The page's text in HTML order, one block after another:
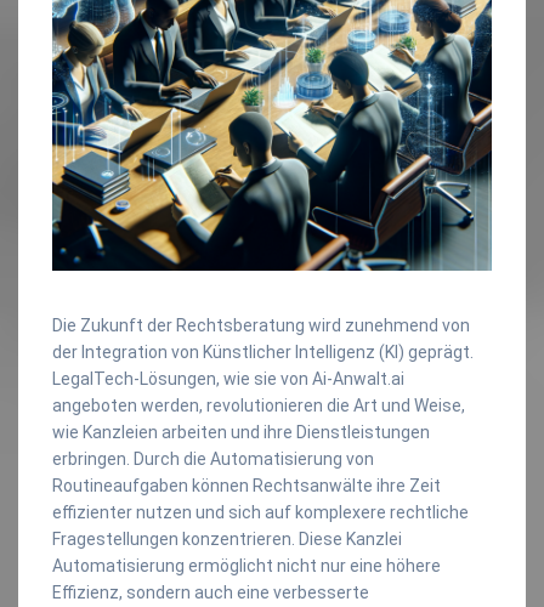
Die Zukunft der Rechtsberatung wird zunehmend von
der Integration von Künstlicher Intelligenz (KI) geprägt.
LegalTech-Lösungen, wie sie von Ai-Anwalt.ai
angeboten werden, revolutionieren die Art und Weise,
wie Kanzleien arbeiten und ihre Dienstleistungen
erbringen. Durch die Automatisierung von
Routineaufgaben können Rechtsanwälte ihre Zeit
effizienter nutzen und sich auf komplexere rechtliche
Fragestellungen konzentrieren. Diese Kanzlei
Automatisierung ermöglicht nicht nur eine höhere
Effizienz, sondern auch eine verbesserte